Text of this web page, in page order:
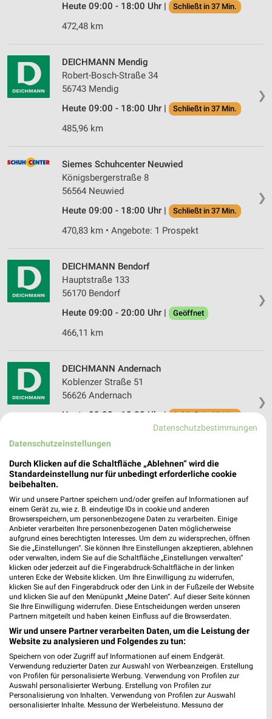
Heute 09:00 - 18:00 Uhr |
Schließt in 37 Min.
472,48 km
❯
DEICHMANN Mendig
Robert-Bosch-Straße 34
56743 Mendig
Heute 09:00 - 18:00 Uhr |
Schließt in 37 Min.
485,96 km
❯
Siemes Schuhcenter Neuwied
Königsbergerstraße 8
56564 Neuwied
Heute 09:00 - 18:00 Uhr |
Schließt in 37 Min.
470,83 km • Angebote: 1 Prospekt
❯
DEICHMANN Bendorf
Hauptstraße 133
56170 Bendorf
Heute 09:00 - 20:00 Uhr |
Geöffnet
466,11 km
❯
DEICHMANN Andernach
Koblenzer Straße 51
56626 Andernach
Heute 09:00 - 18:00 Uhr | Schließt in 37 Min.
Siemes Schuhcenter Mayen
56727 Mayen
Heute 09:00 - 18:00 Uhr | Schließt in 37 Min.
491,56 km • Angebote: 1 Prospekt
DEICHMANN Mayen
Hausener Straße 2-6
56727 Mayen
Heute 09:00 - 18:00 Uhr | Schließt in 37 Min.
491,67 km
DEICHMANN Emmelshausen
Am Stadion 2
56281 Emmelshausen
Datenschutzbestimmungen
Datenschutzeinstellungen
Durch Klicken auf die Schaltfläche „Ablehnen“ wird die
Standardeinstellung nur für unbedingt erforderliche cookie
beibehalten.
Wir und unsere Partner speichern und/oder greifen auf Informationen auf
einem Gerät zu, wie z. B. eindeutige IDs in cookie und anderen
Browserspeichern, um personenbezogene Daten zu verarbeiten. Einige
Anbieter verarbeiten Ihre personenbezogenen Daten möglicherweise
aufgrund eines berechtigten Interesses. Um dem zu widersprechen, öffnen
Sie die „Einstellungen“. Sie können Ihre Einstellungen akzeptieren, ablehnen
oder verwalten, indem Sie auf die Schaltfläche „Einstellungen verwalten“
klicken oder jederzeit auf die Fingerabdruck-Schaltfläche in der linken
unteren Ecke der Website klicken. Um Ihre Einwilligung zu widerrufen,
klicken Sie auf den Fingerabdruck oder den Link in der Fußzeile der Website
und klicken Sie auf den Menüpunkt „Meine Daten“. Auf dieser Seite können
Sie Ihre Einwilligung widerrufen. Diese Entscheidungen werden unseren
Partnern mitgeteilt und haben keinen Einfluss auf die Browserdaten.
Wir und unsere Partner verarbeiten Daten, um die Leistung der
Website zu analysieren und Folgendes zu tun:
Speichern von oder Zugriff auf Informationen auf einem Endgerät.
Verwendung reduzierter Daten zur Auswahl von Werbeanzeigen. Erstellung
von Profilen für personalisierte Werbung. Verwendung von Profilen zur
Auswahl personalisierter Werbung. Erstellung von Profilen zur
Personalisierung von Inhalten. Verwendung von Profilen zur Auswahl
personalisierter Inhalte. Messung der Werbeleistung. Messung der